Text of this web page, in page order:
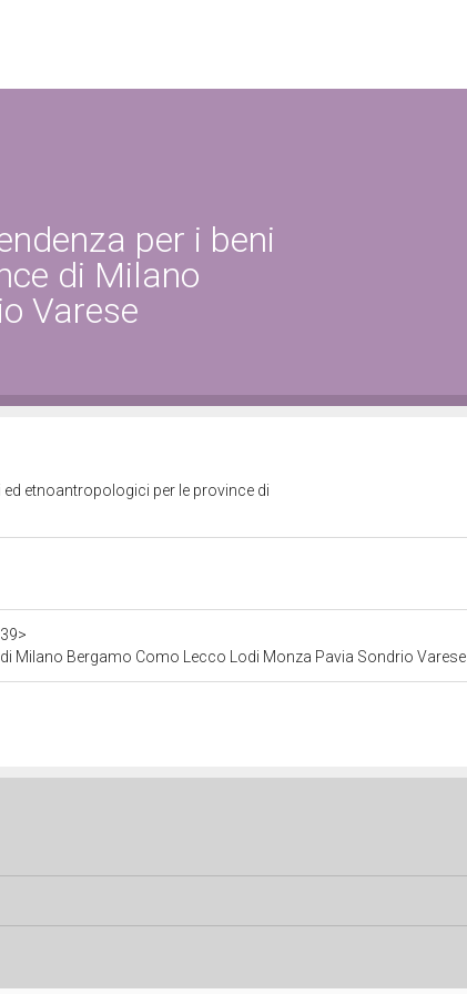
per i beni
di Milano
Varese
etnoantropologici per le province di
Milano Bergamo Como Lecco Lodi Monza Pavia Sondrio Varese